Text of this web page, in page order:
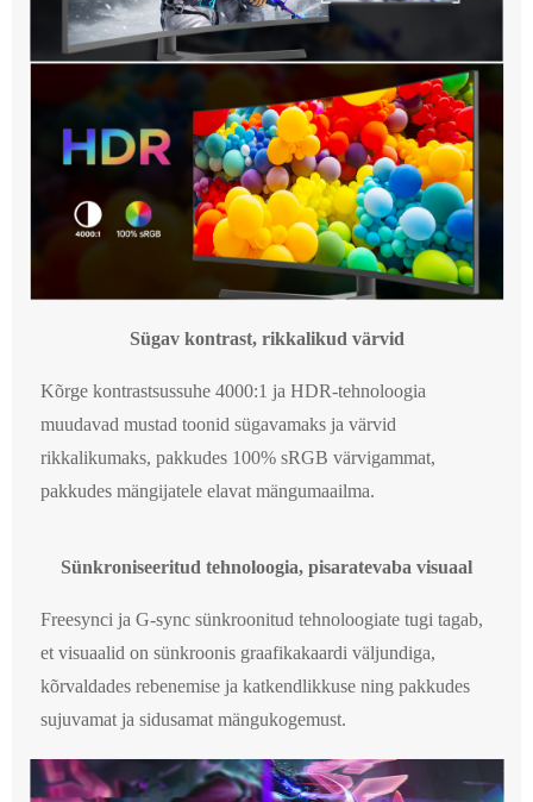
Sügav kontrast, rikkalikud värvid
Kõrge kontrastsussuhe 4000:1 ja HDR-tehnoloogia
muudavad mustad toonid sügavamaks ja värvid
rikkalikumaks, pakkudes 100% sRGB värvigammat,
pakkudes mängijatele elavat mängumaailma.
Sünkroniseeritud tehnoloogia, pisaratevaba visuaal
Freesynci ja G-sync sünkroonitud tehnoloogiate tugi tagab,
et visuaalid on sünkroonis graafikakaardi väljundiga,
kõrvaldades rebenemise ja katkendlikkuse ning pakkudes
sujuvamat ja sidusamat mängukogemust.